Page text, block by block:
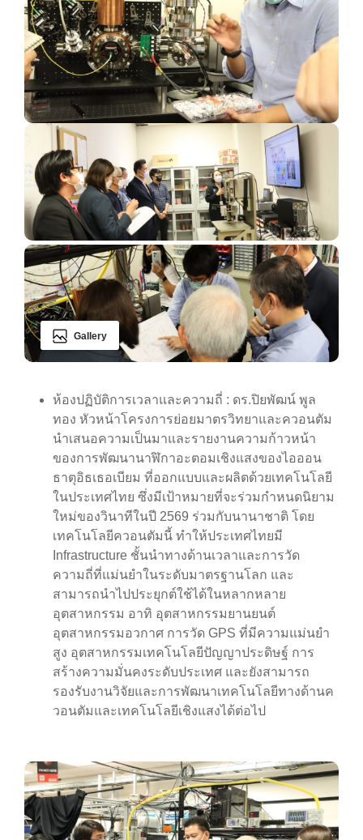
Gallery
ห้องปฏิบัติการเวลาและความถี่ : ดร.ปิยพัฒน์ พูล
ทอง หัวหน้าโครงการย่อยมาตรวิทยาและควอนตัม
นำเสนอความเป็นมาและรายงานความก้าวหน้า
ของการพัฒนานาฬิกาอะตอมเชิงแสงของไอออน
ธาตุอิธเธอเบียม ที่ออกแบบและผลิตด้วยเทคโนโลยี
ในประเทศไทย ซึ่งมีเป้าหมายที่จะร่วมกำหนดนิยาม
ใหม่ของวินาทีในปี 2569 ร่วมกับนานาชาติ โดย
เทคโนโลยีควอนตัมนี้ ทำให้ประเทศไทยมี
Infrastructure ชั้นนำทางด้านเวลาและการวัด
ความถี่ที่แม่นยำในระดับมาตรฐานโลก และ
สามารถนำไปประยุกต์ใช้ได้ในหลากหลาย
อุตสาหกรรม อาทิ อุตสาหกรรมยานยนต์
อุตสาหกรรมอวกาศ การวัด GPS ที่มีความแม่นยำ
สูง อุตสาหกรรมเทคโนโลยีปัญญาประดิษฐ์ การ
สร้างความมั่นคงระดับประเทศ และยังสามารถ
รองรับงานวิจัยและการพัฒนาเทคโนโลยีทางด้านค
วอนตัมและเทคโนโลยีเชิงแสงได้ต่อไป